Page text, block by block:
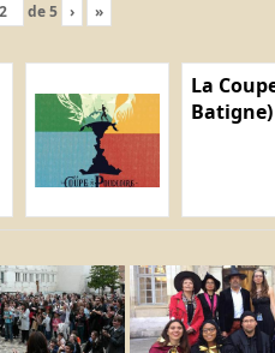
de5 › »
La
Batigne)